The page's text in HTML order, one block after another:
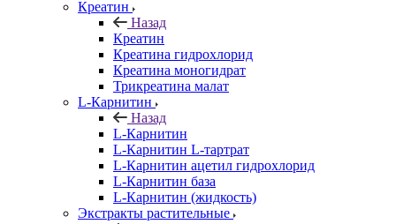
Креатин
Назад
Креатин
Креатина гидрохлорид
Креатина моногидрат
Трикреатина малат
L-Карнитин
Назад
L-Карнитин
L-Карнитин L-тартрат
L-Карнитин ацетил гидрохлорид
L-Карнитин база
L-Карнитин (жидкость)
Экстракты растительные